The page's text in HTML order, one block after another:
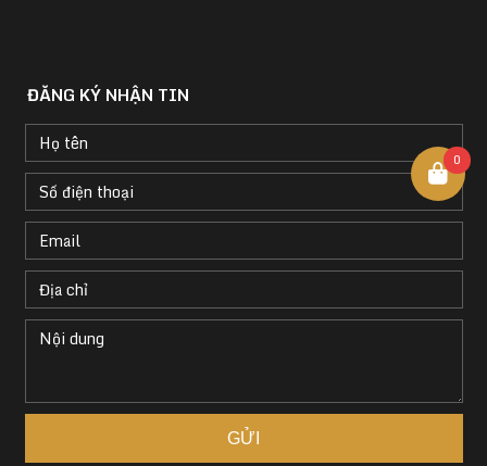
ĐĂNG KÝ NHẬN TIN
0